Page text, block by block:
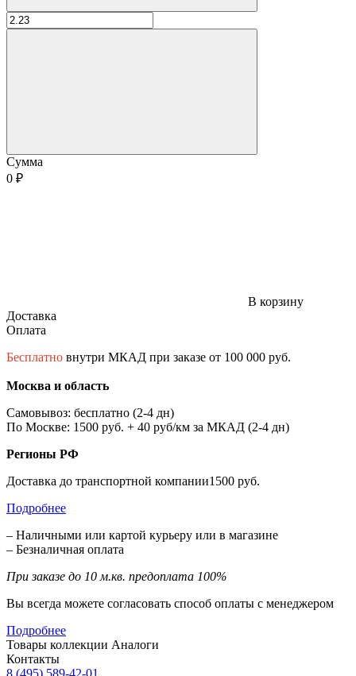
Сумма
0 ₽
В корзину
Доставка
Оплата
Бесплатно внутри МКАД при заказе от 100 000 руб.
Москва и область
Самовывоз: бесплатно (2-4 дн)
По Москве: 1500 руб. + 40 руб/км за МКАД (2-4 дн)
Регионы РФ
Доставка до транспортной компании1500 руб.
Подробнее
– Наличными или картой курьеру или в магазине
– Безналичная оплата
При заказе до 10 м.кв. предоплата 100%
Вы всегда можете согласовать способ оплаты с менеджером
Подробнее
Товары коллекции Аналоги
Контакты
8 (495) 589-42-01